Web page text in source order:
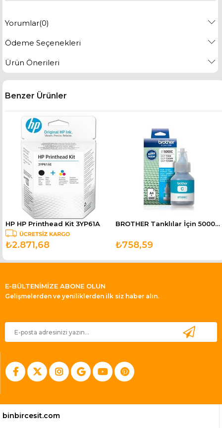
Yorumlar(0)
Ödeme Seçenekleri
Ürün Önerileri
Benzer Ürünler
HP HP Printhead Kit 3YP61A
₺2.871,68
BROTHER Tanklılar İçin 5000 Sayfa Mavi Kartuş BT5000C
₺758,59
E-BÜLTENİMİZE ABONE OLUN
Gelişmelerden ve yeniliklerden ilk siz haber alın.
binbircesit.com